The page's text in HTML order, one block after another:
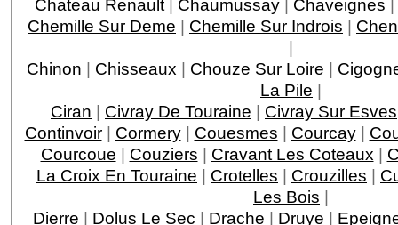
Chateau Renault | Chaumussay | Chaveignes |
Chemille Sur Deme | Chemille Sur Indrois |
|
Chinon | Chisseaux | Chouze Sur Loire |
La Pile |
Ciran | Civray De Touraine | Civray Sur Esves
Continvoir| Cormery| Couesmes | Courcay|
Courcoue | Couziers | Cravant Les Coteaux |
La Croix En Touraine | Crotelles | Crouzilles |
Les Bois |
Dierre | Dolus Le Sec | Drache | Druye |